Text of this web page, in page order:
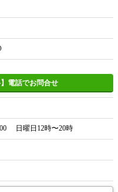
】電話でお問合せ
日曜日12時〜20時